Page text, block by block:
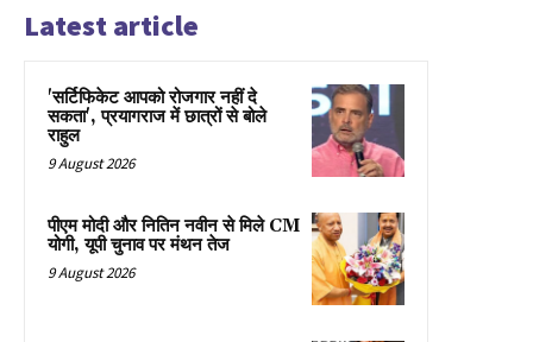
Latest article
'सर्टिफिकेट आपको रोजगार नहीं दे
सकता', प्रयागराज में छात्रों से बोले
राहुल
9 August 2026
पीएम मोदी और नितिन नवीन से मिले CM
योगी, यूपी चुनाव पर मंथन तेज
9 August 2026